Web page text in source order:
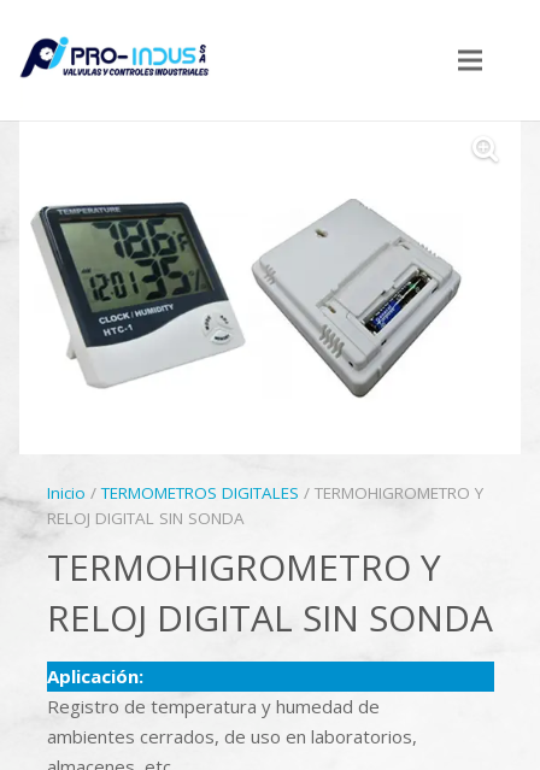
Inicio /TERMOMETROS DIGITALES / TERMOHIGROMETRO Y
RELOJ DIGITAL SIN SONDA
TERMOHIGROMETRO Y
RELOJ DIGITAL SIN SONDA
Aplicación:
Registro de temperatura y humedad de
ambientes cerrados, de uso en laboratorios,